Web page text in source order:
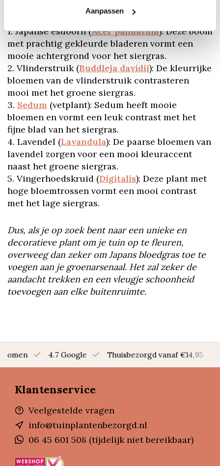
Aanpassen
1. Japanse esdoorn (Acer palmatum): Deze boom
met prachtig gekleurde bladeren vormt een
mooie achtergrond voor het siergras.
2. Vlinderstruik (Buddleja davidii): De kleurrijke
bloemen van de vlinderstruik contrasteren
mooi met het groene siergras.
3. Sedum (vetplant): Sedum heeft mooie
bloemen en vormt een leuk contrast met het
fijne blad van het siergras.
4. Lavendel (Lavandula): De paarse bloemen van
lavendel zorgen voor een mooi kleuraccent
naast het groene siergras.
5. Vingerhoedskruid (Digitalis): Deze plant met
hoge bloemtrossen vormt een mooi contrast
met het lage siergras.
Dus, als je op zoek bent naar een unieke en
decoratieve plant om je tuin op te fleuren,
overweeg dan zeker om Japans bloedgras toe te
voegen aan je groenarsenaal. Het zal zeker de
aandacht trekken en een vleugje schoonheid
toevoegen aan elke buitenruimte.
bomen 4.7 Google Thuisbezorgd vanaf €14,95
Klantenservice
Veelgestelde vragen
info@tuinplantenbezorgd.nl
06 45 601 508 (tijdelijk niet bereikbaar)